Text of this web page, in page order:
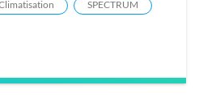
SPECTRUM